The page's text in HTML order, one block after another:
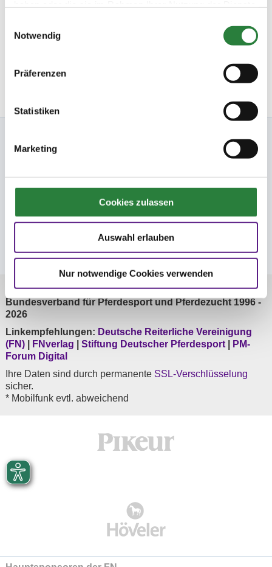
Notwendig
Präferenzen
Statistiken
Marketing
Cookies zulassen
Auswahl erlauben
Nur notwendige Cookies verwenden
Startbereitschaft.online
online erklären.
FNverlag
Folge uns
© Deutsche Reiterliche Vereinigung e.V. -
Bundesverband für Pferdesport und Pferdezucht 1996 -
2026
Linkempfehlungen: Deutsche Reiterliche Vereinigung
(FN)
FNverlag Stiftung Deutscher Pferdesport
PM-
Forum Digital
Ihre Daten sind durch permanente SSL-Verschlüsselung
sicher.
* Mobilfunk evtl. abweichend